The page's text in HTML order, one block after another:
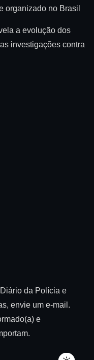
organizado no Brasil
a evolução dos
investigações contra
da Polícia e
envie um e-mail.
e